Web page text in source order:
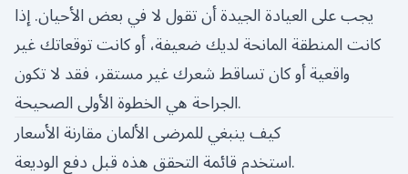
يجب على العيادة الجيدة أن تقول لا في بعض الأحيان. إذا
كانت المنطقة المانحة لديك ضعيفة، أو كانت توقعاتك غير
واقعية أو كان تساقط شعرك غير مستقر، فقد لا تكون
الجراحة هي الخطوة الأولى الصحيحة.
كيف ينبغي للمرضى الألمان مقارنة الأسعار
استخدم قائمة التحقق هذه قبل دفع الوديعة.